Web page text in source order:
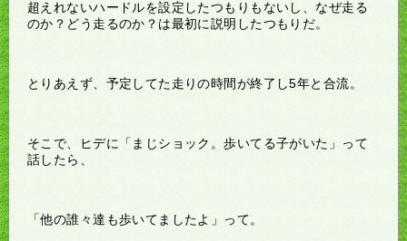
超えれないハードルを設定したつもりもないし、なぜ走る
のか？どう走るのか？は最初に説明したつもりだ。
とりあえず、予定してた走りの時間が終了し5年と合流。
そこで、ヒデに「まじショック。歩いてる子がいた」って
話したら、
「他の誰々達も歩いてましたよ」って。